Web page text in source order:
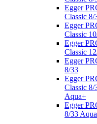
Egger
Classic 8/
Egger
Classic
Egger
Classic
Egger
8/33
Egger
Classic 8/
Aqua+
Egger
8/33